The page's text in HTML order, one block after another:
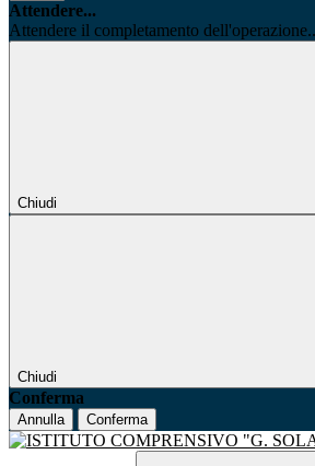
Attendere...
Attendere il completamento
Chiudi
Chiudi
Conferma
Annulla Conferma